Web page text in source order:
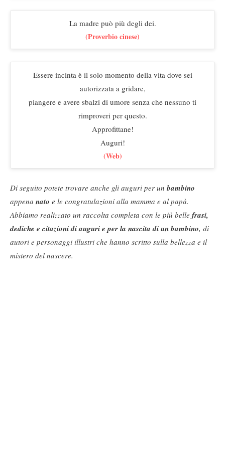
La madre può più degli dei.
(Proverbio cinese)
Essere incinta è il solo momento della vita dove sei
autorizzata a gridare,
piangere e avere sbalzi di umore senza che nessuno ti
rimproveri per questo.
Approfittane!
Auguri!
(Web)
Di seguito potete trovare anche gli auguri per un bambino
appena nato e le congratulazioni alla mamma e al papà.
Abbiamo realizzato un raccolta completa con le più belle frasi,
dediche e citazioni di auguri e per la nascita di un bambino, di
autori e personaggi illustri che hanno scritto sulla bellezza e il
mistero del nascere.